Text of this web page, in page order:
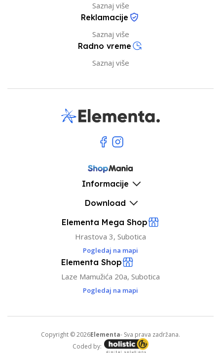
Saznaj više
Reklamacije
Saznaj više
Radno vreme
Saznaj više
Informacije
Download
Elementa Mega Shop
Hrastova 3, Subotica
Pogledaj na mapi
Elementa Shop
Laze Mamužića 20a, Subotica
Pogledaj na mapi
Copyright © 2026Elementa- Sva prava zadržana.
Coded by: